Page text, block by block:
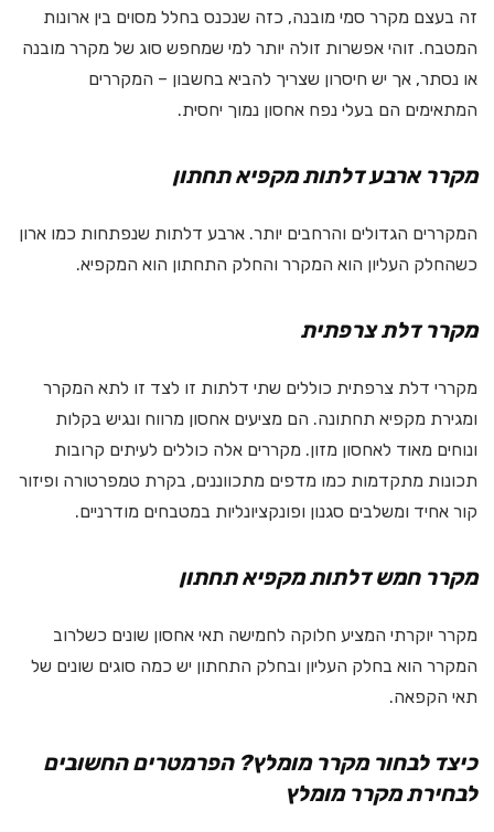
זה בעצם מקרר סמי מובנה, כזה שנכנס בחלל מסוים בין ארונות
המטבח. זוהי אפשרות זולה יותר למי שמחפש סוג של מקרר מובנה
או נסתר, אך יש חיסרון שצריך להביא בחשבון – המקררים
המתאימים הם בעלי נפח אחסון נמוך יחסית.
מקרר ארבע דלתות מקפיא תחתון
המקררים הגדולים והרחבים יותר. ארבע דלתות שנפתחות כמו ארון
כשהחלק העליון הוא המקרר והחלק התחתון הוא המקפיא.
מקרר דלת צרפתית
מקררי דלת צרפתית כוללים שתי דלתות זו לצד זו לתא המקרר
ומגירת מקפיא תחתונה. הם מציעים אחסון מרווח ונגיש בקלות
ונוחים מאוד לאחסון מזון. מקררים אלה כוללים לעיתים קרובות
תכונות מתקדמות כמו מדפים מתכווננים, בקרת טמפרטורה ופיזור
קור אחיד ומשלבים סגנון ופונקציונליות במטבחים מודרניים.
מקרר חמש דלתות מקפיא תחתון
מקרר יוקרתי המציע חלוקה לחמישה תאי אחסון שונים כשלרוב
המקרר הוא בחלק העליון ובחלק התחתון יש כמה סוגים שונים של
תאי הקפאה.
כיצד לבחור מקרר מומלץ? הפרמטרים החשובים
לבחירת מקרר מומלץ